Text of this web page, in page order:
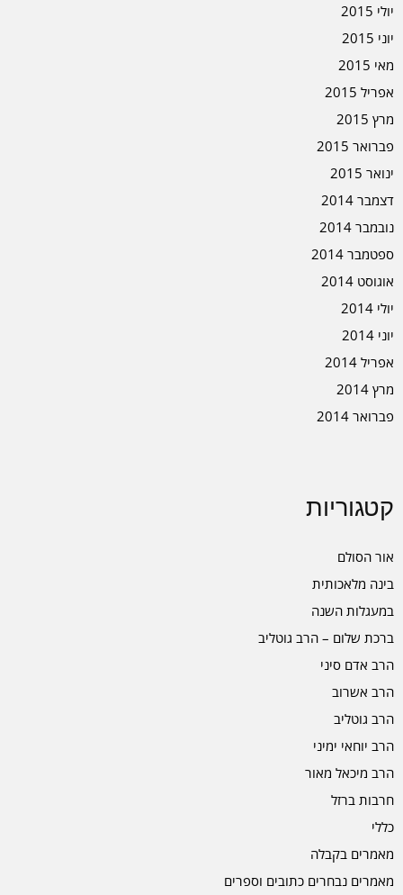
יולי 2015
יוני 2015
מאי 2015
אפריל 2015
מרץ 2015
פברואר 2015
ינואר 2015
דצמבר 2014
נובמבר 2014
ספטמבר 2014
אוגוסט 2014
יולי 2014
יוני 2014
אפריל 2014
מרץ 2014
פברואר 2014
קטגוריות
אור הסולם
בינה מלאכותית
במעגלות השנה
ברכת שלום – הרב גוטליב
הרב אדם סיני
הרב אשרוב
הרב גוטליב
הרב יוחאי ימיני
הרב מיכאל מאור
חרבות ברזל
כללי
מאמרים בקבלה
מאמרים נבחרים כתובים וספרים